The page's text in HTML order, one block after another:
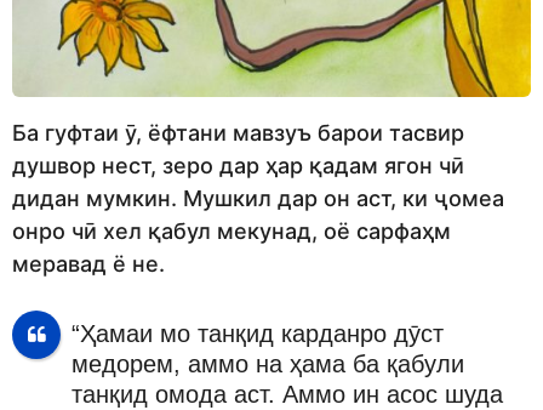
Ба гуфтаи ӯ, ёфтани мавзуъ барои тасвир
душвор нест, зеро дар ҳар қадам ягон чӣ
дидан мумкин. Мушкил дар он аст, ки ҷомеа
онро чӣ хел қабул мекунад, оё сарфаҳм
меравад ё не.
“Ҳамаи мо танқид карданро дӯст
медорем, аммо на ҳама ба қабули
танқид омода аст. Аммо ин асос шуда